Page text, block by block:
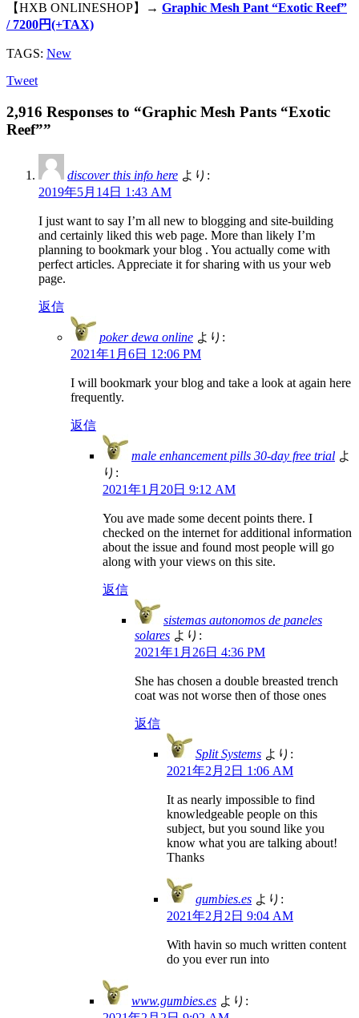
【HXB ONLINESHOP】→ Graphic Mesh Pant “Exotic Reef”
/ 7200円(+TAX)
TAGS: New
Tweet
2,916 Responses to “Graphic Mesh Pants “Exotic
Reef””
discover this info here より:
2019年5月14日 1:43 AM
I just want to say I’m all new to blogging and site-building
and certainly liked this web page. More than likely I’m
planning to bookmark your blog . You actually come with
perfect articles. Appreciate it for sharing with us your web
page.
返信
poker dewa online より:
2021年1月6日 12:06 PM
I will bookmark your blog and take a look at again here
frequently.
返信
male enhancement pills 30-day free trial よ
り:
2021年1月20日 9:12 AM
You ave made some decent points there. I
checked on the internet for additional information
about the issue and found most people will go
along with your views on this site.
返信
sistemas autonomos de paneles
solares より:
2021年1月26日 4:36 PM
She has chosen a double breasted trench
coat was not worse then of those ones
返信
Split Systems より:
2021年2月2日 1:06 AM
It as nearly impossible to find
knowledgeable people on this
subject, but you sound like you
know what you are talking about!
Thanks
gumbies.es より:
2021年2月2日 9:04 AM
With havin so much written content
do you ever run into
www.gumbies.es より: